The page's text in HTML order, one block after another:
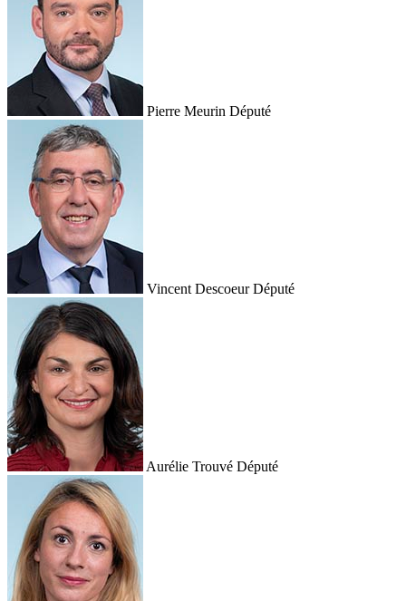
Pierre Meurin Député
Vincent Descoeur Député
Aurélie Trouvé Député